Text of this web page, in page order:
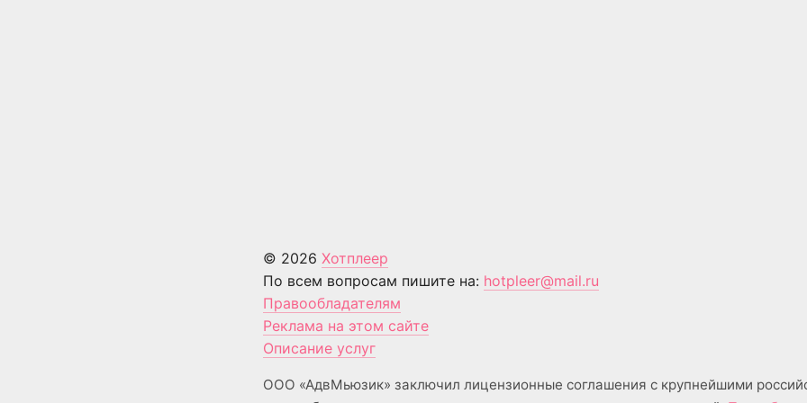
© 2026 Хотплеер
По всем вопросам пишите на: hotpleer@mail.ru
Правообладателям
Реклама на этом сайте
Описание услуг
ООО «АдвМьюзик» заключил лицензионные соглашения с крупнейшими